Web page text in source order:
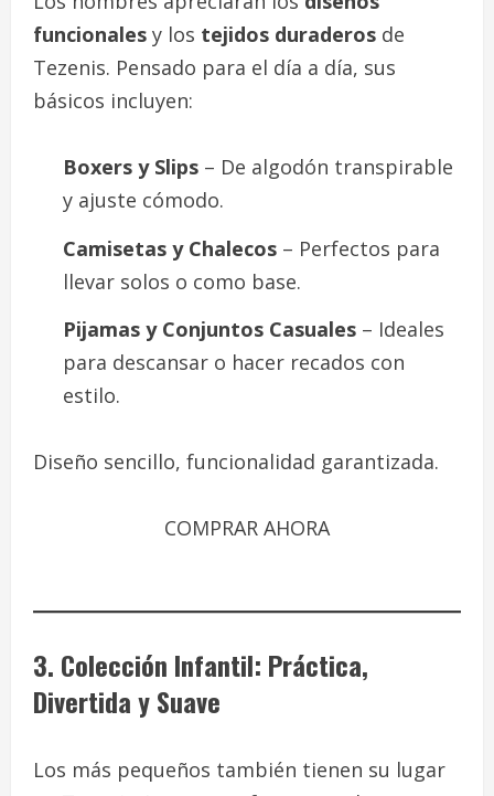
funcionales y los tejidos duraderos de
Tezenis. Pensado para el día a día, sus
básicos incluyen:
Boxers y Slips – De algodón transpirable
y ajuste cómodo.
Camisetas y Chalecos – Perfectos para
llevar solos o como base.
Pijamas y Conjuntos Casuales – Ideales
para descansar o hacer recados con
estilo.
Diseño sencillo, funcionalidad garantizada.
COMPRAR AHORA
3. Colección Infantil: Práctica,
Divertida y Suave
Los más pequeños también tienen su lugar